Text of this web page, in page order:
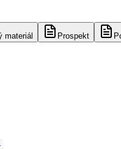
materiál Prospekt